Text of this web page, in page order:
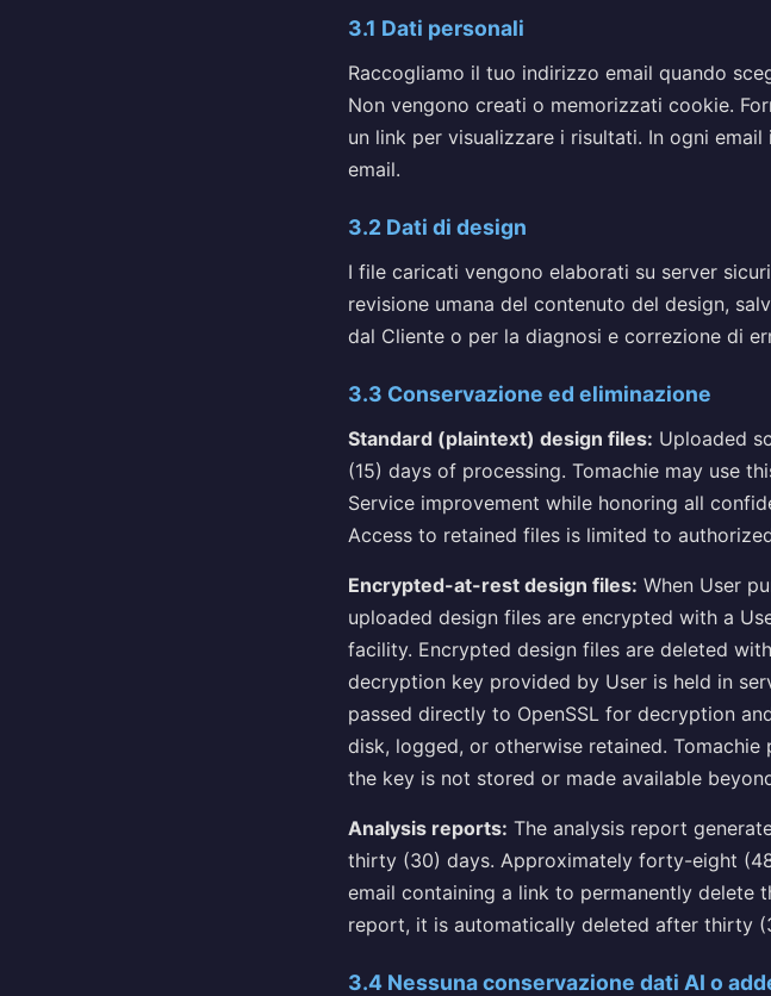
3.1 Dati personali
Raccogliamo il tuo indirizzo email quando
Non vengono creati o memorizzati cookie.
un link per visualizzare i risultati. In ogni
email.
3.2 Dati di design
I file caricati vengono elaborati su server
revisione umana del contenuto del design,
dal Cliente o per la diagnosi e correzione di
3.3 Conservazione ed eliminazione
Standard (plaintext) design files: Uploaded
(15) days of processing. Tomachie may use
Service improvement while honoring all
Access to retained files is limited to
Encrypted-at-rest design files: When User
uploaded design files are encrypted with a
facility. Encrypted design files are deleted
decryption key provided by User is held in
passed directly to OpenSSL for decryption
disk, logged, or otherwise retained.
the key is not stored or made available
Analysis reports: The analysis report
thirty (30) days. Approximately forty-eight
email containing a link to permanently delete
report, it is automatically deleted after thirty
3.4 Nessuna conservazione dati AI o